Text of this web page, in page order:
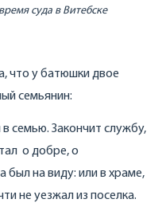
суда в Витебске
что у батюшки двое
семьянин:
семью. Закончит службу,
о добре, о
на виду: или в храме,
не уезжал из поселка.